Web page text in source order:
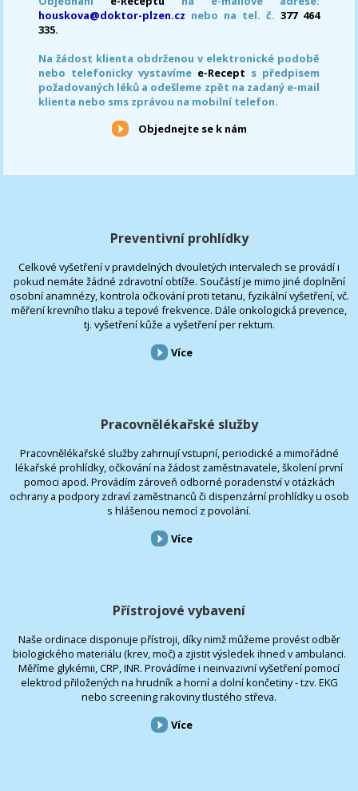
houskova@doktor-plzen.cz nebo na tel. č. 377 464
335.
Na žádost klienta obdrženou v elektronické podobě
nebo telefonicky vystavíme e-Recept s předpisem
požadovaných léků a odešleme zpět na zadaný e-mail
klienta nebo sms zprávou na mobilní telefon.
Objednejte se k nám
Preventivní prohlídky
Celkové vyšetření v pravidelných dvouletých intervalech se provádí i
pokud nemáte žádné zdravotní obtíže. Součástí je mimo jiné doplnění
osobní anamnézy, kontrola očkování proti tetanu, fyzikální vyšetření, vč.
měření krevního tlaku a tepové frekvence. Dále onkologická prevence,
tj. vyšetření kůže a vyšetření per rektum.
Více
Pracovnělékařské služby
Pracovnělékařské služby zahrnují vstupní, periodické a mimořádné
lékařské prohlídky, očkování na žádost zaměstnavatele, školení první
pomoci apod. Provádím zároveň odborné poradenství v otázkách
ochrany a podpory zdraví zaměstnanců či dispenzární prohlídky u osob
s hlášenou nemocí z povolání.
Více
Přístrojové vybavení
Naše ordinace disponuje přístroji, díky nimž můžeme provést odběr
biologického materiálu (krev, moč) a zjistit výsledek ihned v ambulanci.
Měříme glykémii, CRP, INR. Provádíme i neinvazivní vyšetření pomocí
elektrod přiložených na hrudník a horní a dolní končetiny - tzv. EKG
nebo screening rakoviny tlustého střeva.
Více